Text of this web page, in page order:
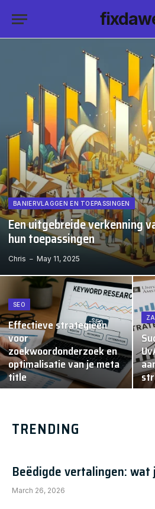
BANIERVLAGGEN EN TOEPASSINGEN
Een uitgebreide verkenning
hun toepassingen
Chris May 11, 2025
SEO
Effectieve strategieën
voor
zoekwoordonderzoek en
optimalisatie van je meta
title
TRENDING
Beëdigde vertalingen:
March 26, 2026